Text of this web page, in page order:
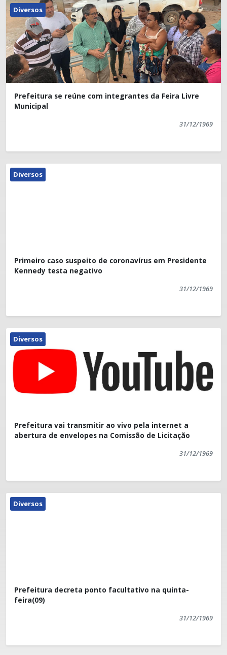
Diversos
Prefeitura se reúne com integrantes da Feira Livre
Municipal
31/12/1969
Diversos
Primeiro caso suspeito de coronavírus em Presidente
Kennedy testa negativo
31/12/1969
Diversos
Prefeitura vai transmitir ao vivo pela internet a
abertura de envelopes na Comissão de Licitação
31/12/1969
Diversos
Prefeitura decreta ponto facultativo na quinta-
feira(09)
31/12/1969